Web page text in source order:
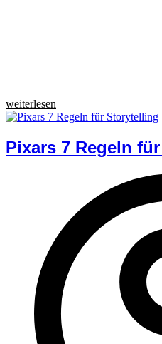
weiterlesen
Pixars 7 Regeln